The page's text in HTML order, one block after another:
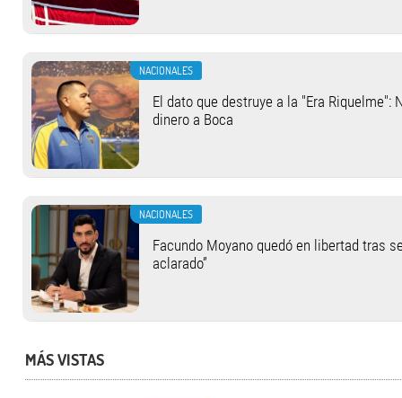
NACIONALES
El dato que destruye a la "Era Riquelme":
dinero a Boca
NACIONALES
Facundo Moyano quedó en libertad tras
aclarado”
MÁS VISTAS